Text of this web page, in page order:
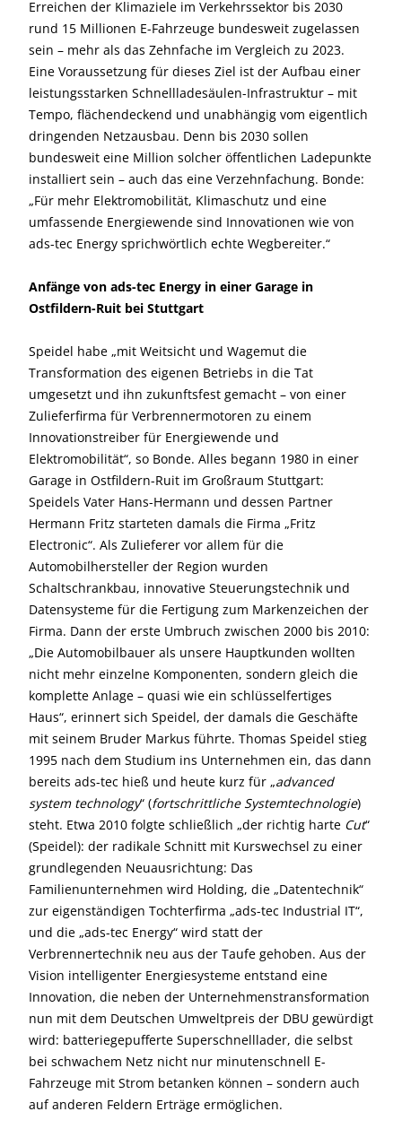
Erreichen der Klimaziele im Verkehrssektor bis 2030
rund 15 Millionen E-Fahrzeuge bundesweit zugelassen
sein – mehr als das Zehnfache im Vergleich zu 2023.
Eine Voraussetzung für dieses Ziel ist der Aufbau einer
leistungsstarken Schnellladesäulen-Infrastruktur – mit
Tempo, flächendeckend und unabhängig vom eigentlich
dringenden Netzausbau. Denn bis 2030 sollen
bundesweit eine Million solcher öffentlichen Ladepunkte
installiert sein – auch das eine Verzehnfachung. Bonde:
„Für mehr Elektromobilität, Klimaschutz und eine
umfassende Energiewende sind Innovationen wie von
ads-tec Energy sprichwörtlich echte Wegbereiter.“
Anfänge von ads-tec Energy in einer Garage in
Ostfildern-Ruit bei Stuttgart
Speidel habe „mit Weitsicht und Wagemut die
Transformation des eigenen Betriebs in die Tat
umgesetzt und ihn zukunftsfest gemacht – von einer
Zulieferfirma für Verbrennermotoren zu einem
Innovationstreiber für Energiewende und
Elektromobilität“, so Bonde. Alles begann 1980 in einer
Garage in Ostfildern-Ruit im Großraum Stuttgart:
Speidels Vater Hans-Hermann und dessen Partner
Hermann Fritz starteten damals die Firma „Fritz
Electronic“. Als Zulieferer vor allem für die
Automobilhersteller der Region wurden
Schaltschrankbau, innovative Steuerungstechnik und
Datensysteme für die Fertigung zum Markenzeichen der
Firma. Dann der erste Umbruch zwischen 2000 bis 2010:
„Die Automobilbauer als unsere Hauptkunden wollten
nicht mehr einzelne Komponenten, sondern gleich die
komplette Anlage – quasi wie ein schlüsselfertiges
Haus“, erinnert sich Speidel, der damals die Geschäfte
mit seinem Bruder Markus führte. Thomas Speidel stieg
1995 nach dem Studium ins Unternehmen ein, das dann
bereits ads-tec hieß und heute kurz für „advanced
system technology“ (fortschrittliche Systemtechnologie)
steht. Etwa 2010 folgte schließlich „der richtig harte Cut“
(Speidel): der radikale Schnitt mit Kurswechsel zu einer
grundlegenden Neuausrichtung: Das
Familienunternehmen wird Holding, die „Datentechnik“
zur eigenständigen Tochterfirma „ads-tec Industrial IT“,
und die „ads-tec Energy“ wird statt der
Verbrennertechnik neu aus der Taufe gehoben. Aus der
Vision intelligenter Energiesysteme entstand eine
Innovation, die neben der Unternehmenstransformation
nun mit dem Deutschen Umweltpreis der DBU gewürdigt
wird: batteriegepufferte Superschnelllader, die selbst
bei schwachem Netz nicht nur minutenschnell E-
Fahrzeuge mit Strom betanken können – sondern auch
auf anderen Feldern Erträge ermöglichen.